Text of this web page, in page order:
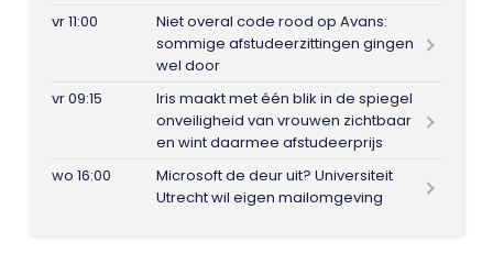
vr 11:00
Niet overal code rood op Avans:
sommige afstudeerzittingen gingen
wel door
vr 09:15
Iris maakt met één blik in de spiegel
onveiligheid van vrouwen zichtbaar
en wint daarmee afstudeerprijs
wo 16:00
Microsoft de deur uit? Universiteit
Utrecht wil eigen mailomgeving